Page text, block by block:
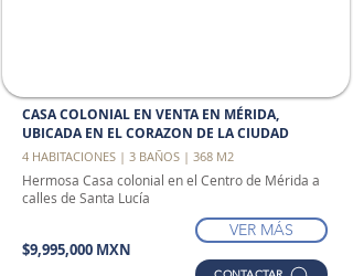
CASA COLONIAL EN VENTA EN MÉRIDA,
UBICADA EN EL CORAZON DE LA CIUDAD
4 HABITACIONES | 3 BAÑOS | 368 M2
Hermosa Casa colonial en el Centro de Mérida a
calles de Santa Lucía
$9,995,000 MXN
VER MÁS